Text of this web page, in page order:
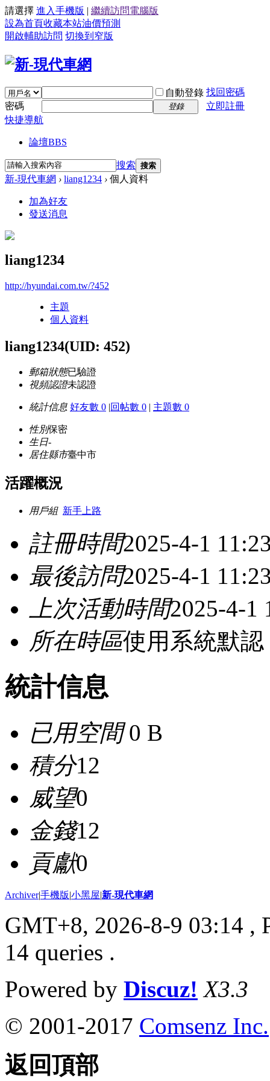
請選擇 進入手機版 | 繼續訪問電腦版
設為首頁收藏本站油價預測
開啟輔助訪問 切換到窄版
自動登錄 找回密碼
密碼
登錄
立即註冊
快捷導航
論壇BBS
搜索 搜索
新-現代車網 › liang1234 › 個人資料
加為好友
發送消息
liang1234
http://hyundai.com.tw/?452
主題
個人資料
liang1234(UID: 452)
郵箱狀態已驗證
視頻認證未認證
統計信息 好友數 0 |回帖數 0 | 主題數 0
性別保密
生日-
居住縣市臺中市
活躍概況
用戶組 新手上路
註冊時間2025-4-1
最後訪問2025-4-1
上次活動時間2025-4-1
所在時區使用系統默認
統計信息
已用空間0 B
積分12
威望0
金錢12
貢獻0
Archiver|手機版|小黑屋|新-現代車網
GMT+8, 2026-8-9 03:14 ,
14 queries .
Powered by Discuz! X3.3
© 2001-2017 Comsenz Inc.
返回頂部